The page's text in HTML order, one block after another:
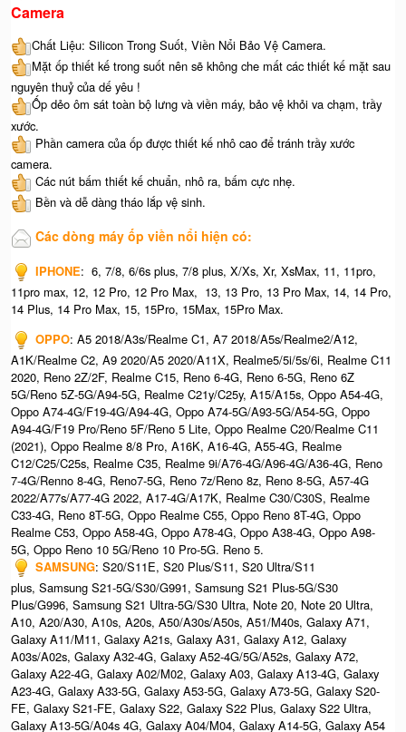
Camera
Chất Liệu: Silicon Trong Suốt, Viền Nổi Bảo Vệ Camera.
Mặt ốp thiết kế trong suốt nên sẽ không che mất các thiết kế mặt sau
nguyên thuỷ của dế yêu !
Ốp dẻo ôm sát toàn bộ lưng và viền máy, bảo vệ khỏi va chạm, trầy
xước.
Phần camera của ốp được thiết kế nhô cao để tránh trầy xước
camera.
Các nút bấm thiết kế chuẩn, nhô ra, bấm cực nhẹ.
Bền và dễ dàng tháo lắp vệ sinh.
Các dòng máy ốp viền nổi hiện có:
IPHONE: 6, 7/8, 6/6s plus, 7/8 plus, X/Xs, Xr, XsMax, 11, 11pro,
11pro max, 12, 12 Pro, 12 Pro Max, 13, 13 Pro, 13 Pro Max, 14, 14 Pro,
14 Plus, 14 Pro Max, 15, 15Pro, 15Max, 15Pro Max.
OPPO: A5 2018/A3s/Realme C1, A7 2018/A5s/Realme2/A12,
A1K/Realme C2, A9 2020/A5 2020/A11X, Realme5/5i/5s/6i, Realme C11
2020, Reno 2Z/2F, Realme C15, Reno 6-4G, Reno 6-5G, Reno 6Z
5G/Reno 5Z-5G/A94-5G, Realme C21y/C25y, A15/A15s, Oppo A54-4G,
Oppo A74-4G/F19-4G/A94-4G, Oppo A74-5G/A93-5G/A54-5G, Oppo
A94-4G/F19 Pro/Reno 5F/Reno 5 Lite, Oppo Realme C20/Realme C11
(2021), Oppo Realme 8/8 Pro, A16K, A16-4G, A55-4G, Realme
C12/C25/C25s, Realme C35, Realme 9i/A76-4G/A96-4G/A36-4G, Reno
7-4G/Renno 8-4G, Reno7-5G, Reno 7z/Reno 8z, Reno 8-5G, A57-4G
2022/A77s/A77-4G 2022, A17-4G/A17K, Realme C30/C30S, Realme
C33-4G, Reno 8T-5G, Oppo Realme C55, Oppo Reno 8T-4G, Oppo
Realme C53, Oppo A58-4G, Oppo A78-4G, Oppo A38-4G, Oppo A98-
5G, Oppo Reno 10 5G/Reno 10 Pro-5G.​ Reno 5.
SAMSUNG: S20/S11E, S20 Plus/S11, S20 Ultra/S11
plus, Samsung S21-5G/S30/G991, Samsung S21 Plus-5G/S30
Plus/G996, Samsung S21 Ultra-5G/S30 Ultra, Note 20, Note 20 Ultra,
A10, A20/A30, A10s, A20s, A50/A30s/A50s, A51/M40s, Galaxy A71,
Galaxy A11/M11, Galaxy A21s, Galaxy A31, Galaxy A12, Galaxy
A03s/A02s, Galaxy A32-4G, Galaxy A52-4G/5G/A52s, Galaxy A72,
Galaxy A22-4G, Galaxy A02/M02, Galaxy A03, Galaxy A13-4G, Galaxy
A23-4G, Galaxy A33-5G, Galaxy A53-5G, Galaxy A73-5G, Galaxy S20-
FE, Galaxy S21-FE, Galaxy S22, Galaxy S22 Plus, Galaxy S22 Ultra,
Galaxy A13-5G/A04s 4G, Galaxy A04/M04, Galaxy A14-5G, Galaxy A54